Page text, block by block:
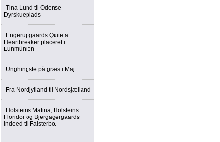
Tina Lund til Odense
Dyrskueplads
Engerupgaards Quite a
Heartbreaker placeret i
Luhmühlen
Unghingste på græs i Maj
Fra Nordjylland til Nordsjælland
Holsteins Matina, Holsteins
Floridor og Bjergagergaards
Indeed til Falsterbo.